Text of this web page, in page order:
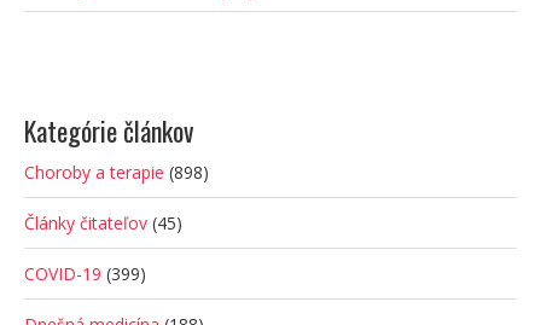
Kategórie článkov
Choroby a terapie (898)
Články čitateľov (45)
COVID-19 (399)